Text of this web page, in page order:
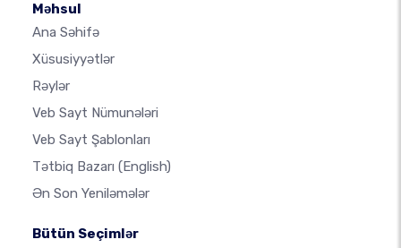
Məhsul
Ana Səhifə
Xüsusiyyətlər
Rəylər
Veb Sayt Nümunələri
Veb Sayt Şablonları
Tətbiq Bazarı (English)
Ən Son Yeniləmələr
Bütün Seçimlər